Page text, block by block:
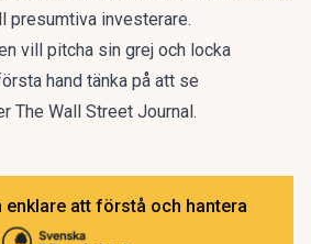
presumtiva investerare.
vill pitcha sin grej och locka
hand tänka på att se
The Wall Street Journal.
enklare att förstå och hantera